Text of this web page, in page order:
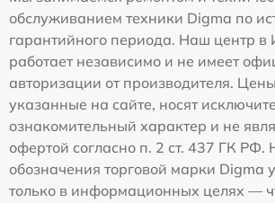
обслуживанием техники Digma по
гарантийного периода. Наш центр в
работает независимо и не имеет
авторизации от производителя.
указанные на сайте, носят
ознакомительный характер и не
офертой согласно п. 2 ст. 437 ГК РФ.
обозначения торговой марки Digma
только в информационных целях —